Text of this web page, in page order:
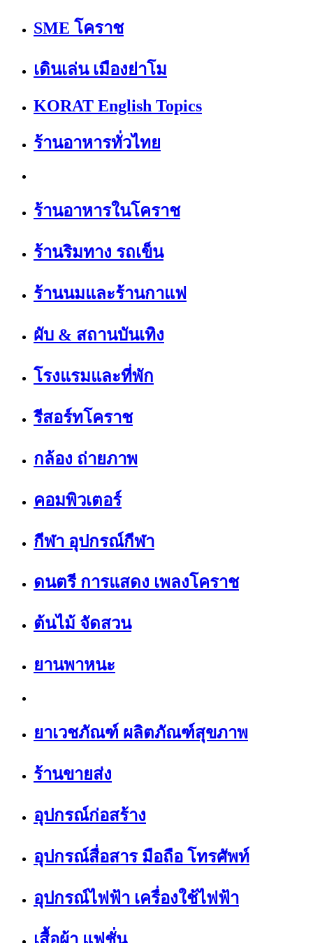
SME โคราช
เดินเล่น เมืองย่าโม
KORAT English Topics
ร้านอาหารทั่วไทย
ร้านอาหารในโคราช
ร้านริมทาง รถเข็น
ร้านนมและร้านกาแฟ
ผับ & สถานบันเทิง
โรงแรมและที่พัก
รีสอร์ทโคราช
กล้อง ถ่ายภาพ
คอมพิวเตอร์
กีฬา อุปกรณ์กีฬา
ดนตรี การแสดง เพลงโคราช
ต้นไม้ จัดสวน
ยานพาหนะ
ยาเวชภัณฑ์ ผลิตภัณฑ์สุขภาพ
ร้านขายส่ง
อุปกรณ์ก่อสร้าง
อุปกรณ์สื่อสาร มือถือ โทรศัพท์
อุปกรณ์ไฟฟ้า เครื่องใช้ไฟฟ้า
เสื้อผ้า แฟชั่น